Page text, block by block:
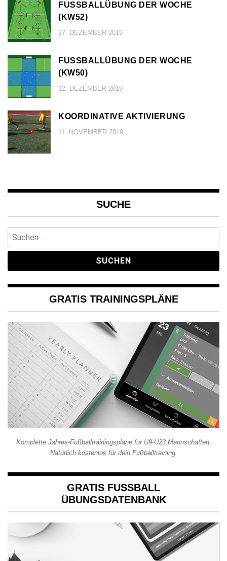
FUSSBALLÜBUNG DER WOCHE (
KW52)
27. DEZEMBER 2019
FUSSBALLÜBUNG DER WOCHE (
KW50)
12. DEZEMBER 2019
KOORDINATIVE AKTIVIERUNG
11. NOVEMBER 2019
SUCHE
nach:
GRATIS TRAININGSPLÄNE
Komplette Jahres-Fußballtrainingspläne für U9-U23 Mannschaften.
Natürlich kostenlos für dein Fußballtraining.
GRATIS FUSSBALL Ü
BUNGSDATENBANK